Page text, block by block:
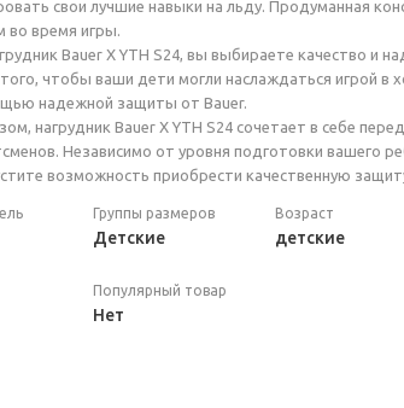
свои лучшие навыки на льду. Продуманная
во время игры.
Bauer X YTH S24, вы выбираете качество и
чтобы ваши дети могли наслаждаться игрой в
надежной защиты от Bauer.
нагрудник Bauer X YTH S24 сочетает в себе
Независимо от уровня подготовки вашего
возможность приобрести качественную
Группы размеров
Детские
Возраст
детские
Популярный товар
Нет